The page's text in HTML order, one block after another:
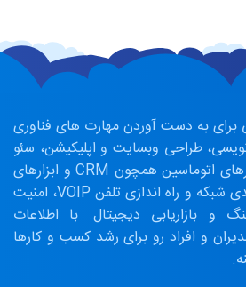
برای به دست آوردن مهارت های فناوری
طراحی وبسایت و اپلیکیشن، سئو
حرفه ایی، تولید نرم افزارهای اتوماسین همچون CRM و ابزارهای
آنلاین و هوشمند، پیکربندی شبکه و راه اندازی تلفن VOIP، امنیت
و بازاریابی دیجیتال. با اطلاعات
و افراد رو برای رشد کسب و کارها